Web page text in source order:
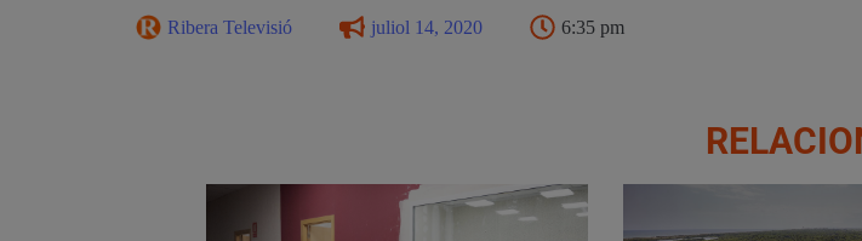
Ribera Televisió juliol 14, 2020 6:35 pm